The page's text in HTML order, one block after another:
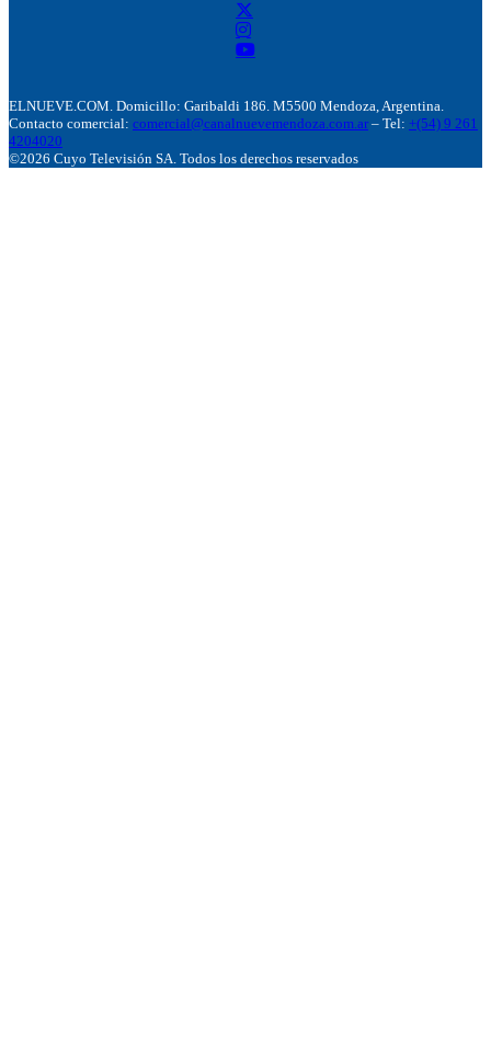
ELNUEVE.COM. Domicillo: Garibaldi 186. M5500 Mendoza, Argentina.
Contacto comercial: comercial@canalnuevemendoza.com.ar – Tel: +(54) 9 261
4204020
©2026 Cuyo Televisión SA. Todos los derechos reservados